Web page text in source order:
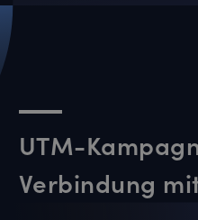
UTM-
Verbindung